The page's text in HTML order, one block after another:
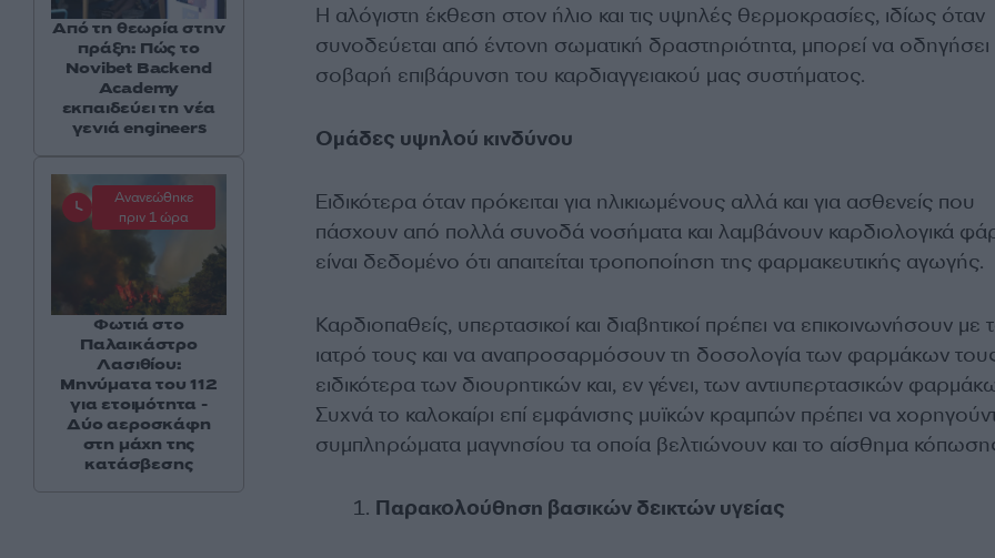
Η αλόγιστη έκθεση στον ήλιο και τις υψηλές θερμοκρασίες, ιδίως όταν
συνοδεύεται από έντονη σωματική δραστηριότητα, μπορεί να
σοβαρή επιβάρυνση του καρδιαγγειακού μας συστήματος.
Ομάδες υψηλού κινδύνου
Ειδικότερα όταν πρόκειται για ηλικιωμένους αλλά και για ασθενείς που
πάσχουν από πολλά συνοδά νοσήματα και λαμβάνουν καρδιολογικά
είναι δεδομένο ότι απαιτείται τροποποίηση της φαρμακευτικής αγωγής.
Καρδιοπαθείς, υπερτασικοί και διαβητικοί πρέπει να επικοινωνήσουν με
ιατρό τους και να αναπροσαρμόσουν τη δοσολογία των φαρμάκων
ειδικότερα των διουρητικών και, εν γένει, των αντιυπερτασικών
Συχνά το καλοκαίρι επί εμφάνισης μυϊκών κραμπών πρέπει να
συμπληρώματα μαγνησίου τα οποία βελτιώνουν και το αίσθημα
Παρακολούθηση βασικών δεικτών υγείας
Από τη θεωρία στην
πράξη: Πώς το
Novibet Backend
Academy
εκπαιδεύει τη νέα
γενιά engineers
Ανανεώθηκε
πριν 1 ώρα
Φωτιά στο
Παλαικάστρο
Λασιθίου:
Μηνύματα του 112
για ετοιμότητα -
Δύο αεροσκάφη
στη μάχη της
κατάσβεσης